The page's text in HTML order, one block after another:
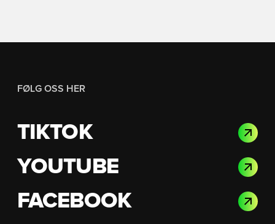
FØLG OSS HER
TIKTOK
YOUTUBE
FACEBOOK